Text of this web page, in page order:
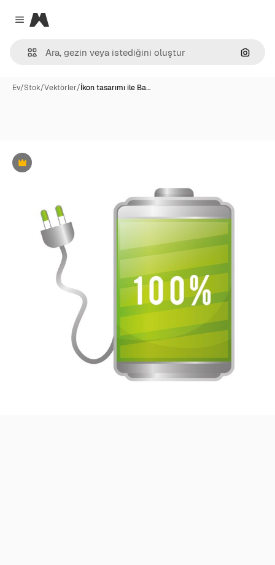
Close menu
Magnific
Ev/Stok/Vektörler/İkon tasarımı ile Ba…
Premium